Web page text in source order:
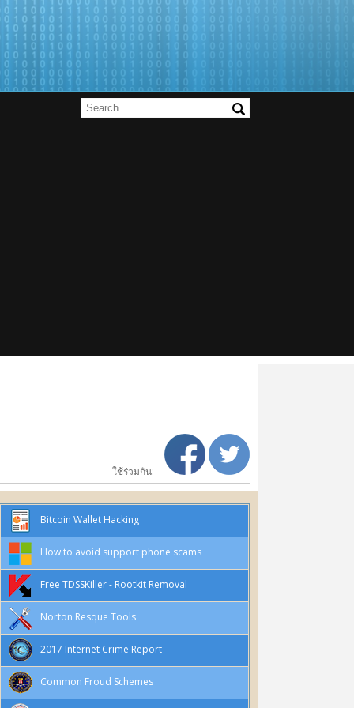
ใช้ร่วมกัน:
Bitcoin Wallet Hacking
How to avoid support phone scams
Free TDSSKiller - Rootkit Removal
Norton Resque Tools
2017 Internet Crime Report
Common Froud Schemes